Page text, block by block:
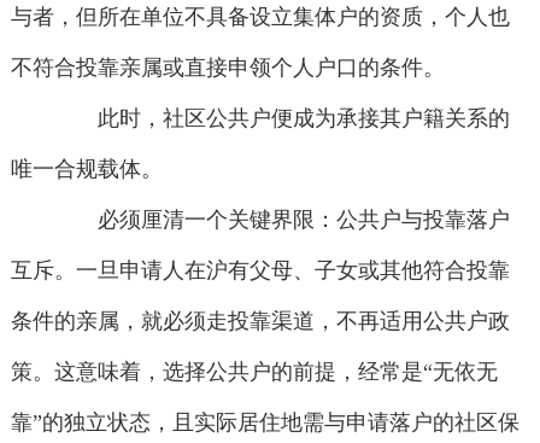
与者，但所在单位不具备设立集体户的资质，个人也
不符合投靠亲属或直接申领个人户口的条件。
此时，社区公共户便成为承接其户籍关系的
唯一合规载体。
必须厘清一个关键界限：公共户与投靠落户
互斥。一旦申请人在沪有父母、子女或其他符合投靠
条件的亲属，就必须走投靠渠道，不再适用公共户政
策。这意味着，选择公共户的前提，经常是“无依无
靠”的独立状态，且实际居住地需与申请落户的社区保